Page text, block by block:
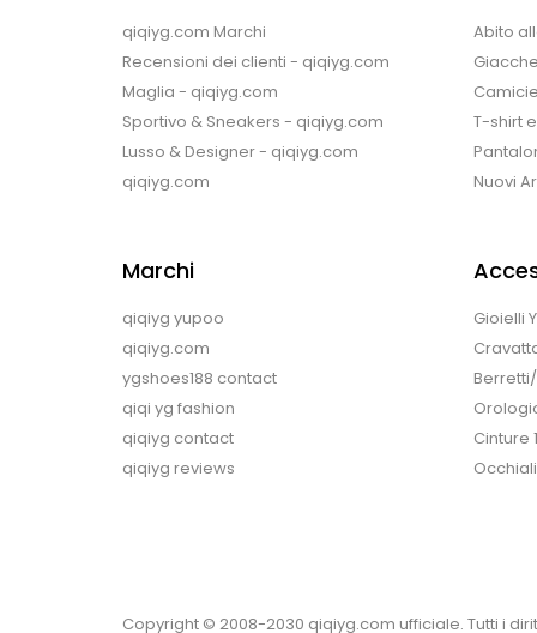
qiqiyg.com Marchi
Recensioni dei clienti - qiqiyg.com
Maglia - qiqiyg.com
Sportivo & Sneakers - qiqiyg.com
Lusso & Designer - qiqiyg.com
qiqiyg.com
Marchi
qiqiyg yupoo
qiqiyg.com
ygshoes188 contact
qiqi yg fashion
qiqiyg contact
qiqiyg reviews
Abito
T-shirt
Nuovi
Gioielli
Cinture
Occhiali
Copyright © 2008-2030 qiqiyg.com ufficiale. Tutti i